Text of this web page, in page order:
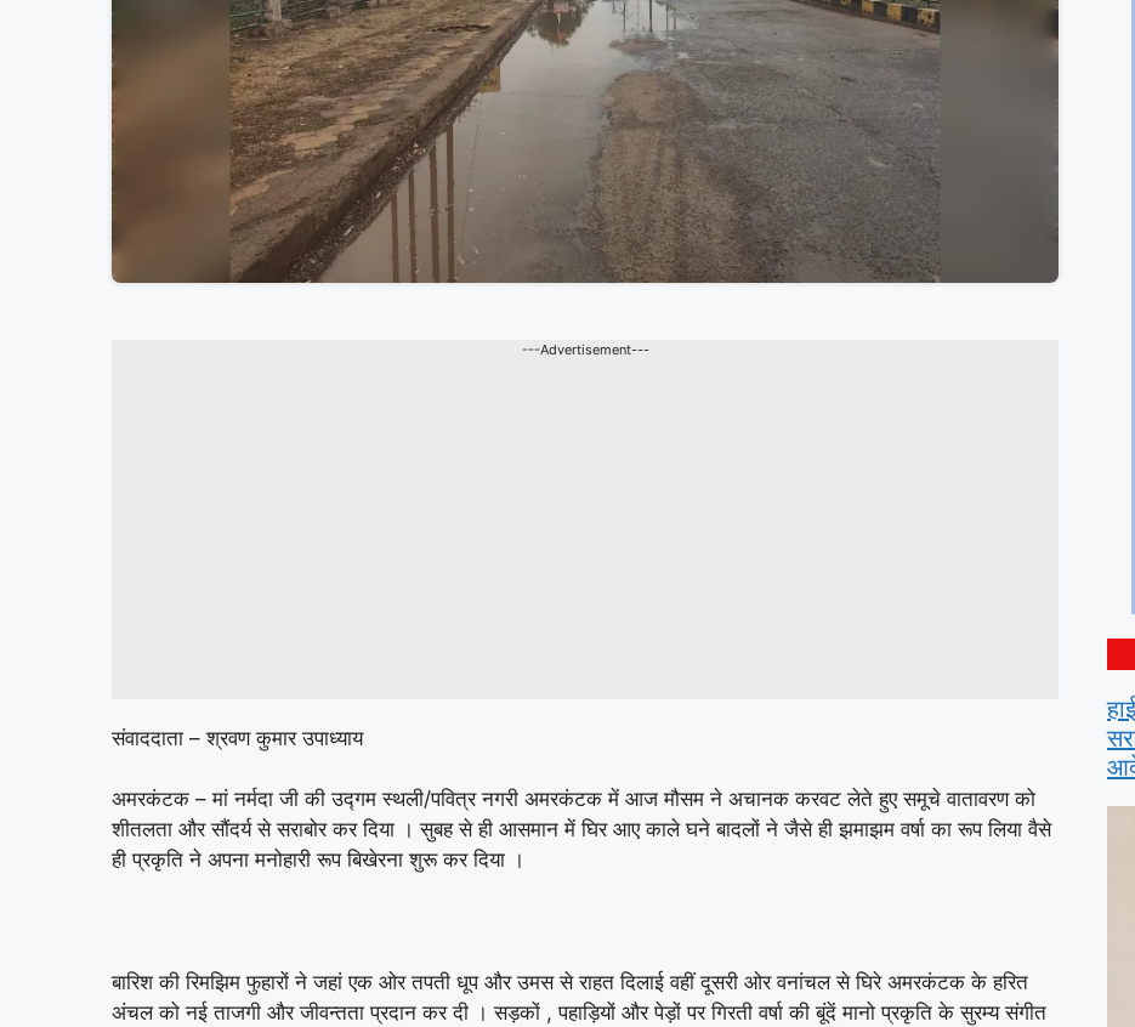
---Advertisement---
संवाददाता – श्रवण कुमार उपाध्याय
अमरकंटक – मां नर्मदा जी की उद्गम स्थली/पवित्र नगरी अमरकंटक में आज मौसम ने अचानक करवट लेते हुए समूचे वातावरण को
शीतलता और सौंदर्य से सराबोर कर दिया । सुबह से ही आसमान में घिर आए काले घने बादलों ने जैसे ही झमाझम वर्षा का रूप लिया वैसे
ही प्रकृति ने अपना मनोहारी रूप बिखेरना शुरू कर दिया ।
बारिश की रिमझिम फुहारों ने जहां एक ओर तपती धूप और उमस से राहत दिलाई वहीं दूसरी ओर वनांचल से घिरे अमरकंटक के हरित
अंचल को नई ताजगी और जीवन्तता प्रदान कर दी । सड़कों , पहाड़ियों और पेड़ों पर गिरती वर्षा की बूंदें मानो प्रकृति के सुरम्य संगीत